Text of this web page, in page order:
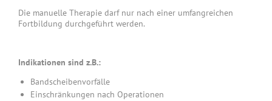
Die manuelle Therapie darf nur nach einer umfangreichen
Fortbildung durchgeführt werden.
Indikationen sind z.B.:
Bandscheibenvorfälle
Einschränkungen nach Operationen